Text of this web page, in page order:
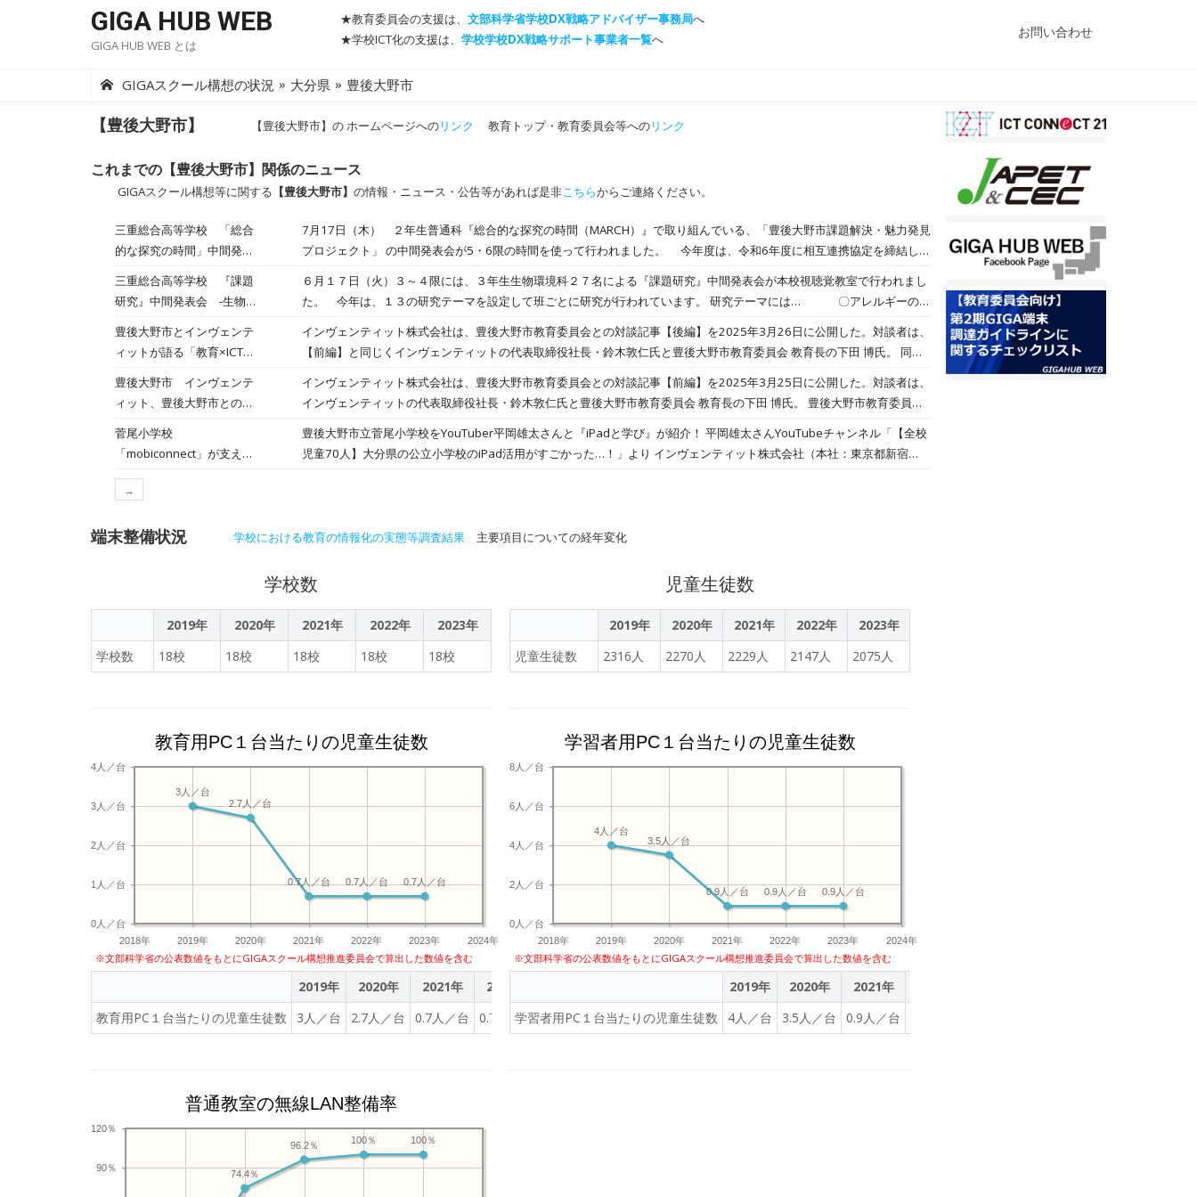
GIGA HUB WEB
GIGA HUB WEB とは
★教育委員会の支援は、 文部科学省学校DX戦略アドバイザー事務局へ
★学校ICT化の支援は、 学校学校DX戦略サポート事業者一覧へ お問い合わせ
GIGAスクール構想の状況 » 大分県 » 豊後大野市
【豊後大野市】 【豊後大野市】の ホームページへのリンク 教育トップ・教育委員会等へのリンク
これまでの【豊後大野市】関係のニュース
GIGAスクール構想等に関する 【豊後大野市】 の情報・ニュース・公告等があれば是非こちらからご連絡ください。
三重総合高等学校 「総合
的な探究の時間」中間発表
－
7月17日（木） ２年生普通科『総合的な探究の時間（MARCH）』で取り組んでいる、「豊後大野市課題解決・魅力発見
プロジェクト」 の中間発表会が5・6限の時間を使って行われました。 今年度は、令和6年度に相互連携協定を締結した
だきました。 【発表テーマ】 ■豊後大野市の美
■観光で豊後大野市の魅力を伝えよ
う ■高齢者の遊び場 ■医療・福祉 ■保育士の減少・園児が楽しく登園するには ■まだ知られていない豊後大野市の
魅力 ■交流を通して豊後大野市を活性化させる ■昔の豊後大野市 ■豊後大野市の自然災害対策 今後、最終発表に
向けた研究の進化に期待します！
三重総合高等学校 『課題
研究』中間発表会 -生物環
６月１７日（火）３～４限には、３年生生物環境科２７名による『課題研究』中間発表会が本校視聴覚教室で行われまし
た。 今年は、１３の研究テーマを設定して班ごとに研究が行われています。 研究テーマには… 〇アレルギーの方
いによる品質比較 ‥などです。 今日は、研究方法等を説明するところまでの発表で、先生方から質問やアドバイスをも
らい本発表に備えます。 本発表は１２月の予定です。どうぞお楽しみに！
豊後大野市とインヴェンテ
ィットが語る「教育×ICT」
公開
インヴェンティット株式会社は、豊後大野市教育委員会との対談記事【後編】を2025年3月26日に公開した。対談者は、
【前編】と同じくインヴェンティットの代表取締役社長・鈴木敦仁氏と豊後大野市教育委員会 教育長の下田 博氏。 同社
でいる。 対談では、下田氏と鈴木氏が、GIGAスクール構想の下で進む教育DXの現状と課題について意見を交わした。豊
後大野市では、生成AIを含むテクノロジーの教育活用について前向きな姿勢を示し、情報の正誤判断をはじめとするリス
クをきちんと把握した上で指導方法を整備しながら、時代に即した教育を目指すという。 鈴木氏は、子供たちが自由に学
ぶためには、何かあったときに素早く対応できることが大切であるとして、MDMの役割として「一通り制限ができた上
を語った。
豊後大野市 インヴェンテ
ィット、豊後大野市との対
む子供たちの郷土愛
インヴェンティット株式会社は、豊後大野市教育委員会との対談記事【前編】を2025年3月25日に公開した。対談者は、
インヴェンティットの代表取締役社長・鈴木敦仁氏と豊後大野市教育委員会 教育長の下田 博氏。 豊後大野市教育委員会
GIGA第2期が進む中で、多くの自治体がICT活用を模索している。今回の対談は、地方教育のモデルケースとなりえる豊
後大野市教育委員会の方針を紹介し、教育の発展に寄与したいという思いから実現したという。 下田氏は、「iPadをはじ
「水霊石（みずたまいし）」についての授業を見学し、地域における防災の伝承が受け継がれていく取り組みとiPadが自
活用されており、少子化が進む地域において、地元への関心や帰属意識を育む手段となっている。 今回公開された対談は
前編であり、後編ではAIの使い方や今後の教育の在り方について語られる予定だ。
菅尾小学校
「mobiconnect」が支える
豊後大野市立菅尾小学校をYouTuber平岡雄太さんと『iPadと学び』が紹介！ 平岡雄太さんYouTubeチャンネル「【全校
児童70人】大分県の公立小学校のiPad活用がすごかった…！」より インヴェンティット株式会社（本社：東京都新宿
し、ICTを活用した先進的な学びの場を作っています。平岡さんの動画では、豊後大野市に伝承される「水霊石」につい
いきます。 平岡雄太さんYouTubeチャンネル「【全校児童70人】大分県の公立小学校のiPad活用がすごかった…！」よ
り そして、インヴェンティットも理事企業である一般社団法人iOSコンソーシアムが運営するメディア『iPadと学び』で
は、上記の動画撮影の裏側をレポート。豊後大野市教育委員会と菅尾小学校をはじめとする学校の連携を中心に、タブレ
ットの一元管理、セキュリティ対策、アプリ配信管理など、教育現場におけるICT活用を円滑に進めるため
「mobiconnect」が果たす役割についても触れてくださっています。
→
端末整備状況 学校における教育の情報化の実態等調査結果 主要項目についての経年変化
学校数
2019年 2020年 2021年 2022年
2023年
学校数
18校 18校 18校 18校 18校
児童生徒数
2019年 2020年 2021年 2022年
2023年
児童生徒数
2316人 2270人 2229人 2147人 2075人
教育用PC１台当たりの児童生徒数
2018年 2019年 2020年 2021年 2022年 2023年 2024年
0人／台
1人／台
2人／台
3人／台
4人／台
0.7人／台
0.7人／台
0.7人／台
2.7人／台
3人／台
※文部科学省の公表数値をもとにGIGAスクール構想推進委員会で算出した数値を含む
2019年 2020年 2021年 2022年
教育用PC１台当たりの児童生徒数
3人／台 2.7人／台 0.7人／台 0.7人／台 0.7人／台
学習者用PC１台当たりの児童生徒数
2018年 2019年 2020年 2021年 2022年 2023年 2024年
0人／台
2人／台
4人／台
6人／台
8人／台
0.9人／台
0.9人／台
0.9人／台
3.5人／台
4人／台
※文部科学省の公表数値をもとにGIGAスクール構想推進委員会で算出した数値を含む
2019年 2020年 2021年
学習者用PC１台当たりの児童生徒数
4人／台 3.5人／台 0.9人／台
普通教室の無線LAN整備率
90％
120％
100％
100％
96.2％
74.4％